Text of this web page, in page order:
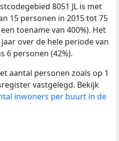
8051 JL is met
15 personen in 2015 tot 75
toename van 400%). Het
over de hele periode van
6 personen (42%).
aantal personen zoals op 1
vastgelegd. Bekijk
inwoners per buurt in de